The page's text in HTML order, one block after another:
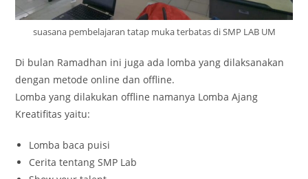
suasana pembelajaran tatap muka terbatas di SMP LAB UM
Di bulan Ramadhan ini juga ada lomba yang dilaksanakan
dengan metode online dan offline.
Lomba yang dilakukan offline namanya Lomba Ajang
Kreatifitas yaitu:
Lomba baca puisi
Cerita tentang SMP Lab